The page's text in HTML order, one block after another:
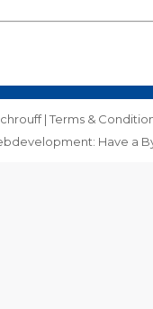
| Terms &
Have a